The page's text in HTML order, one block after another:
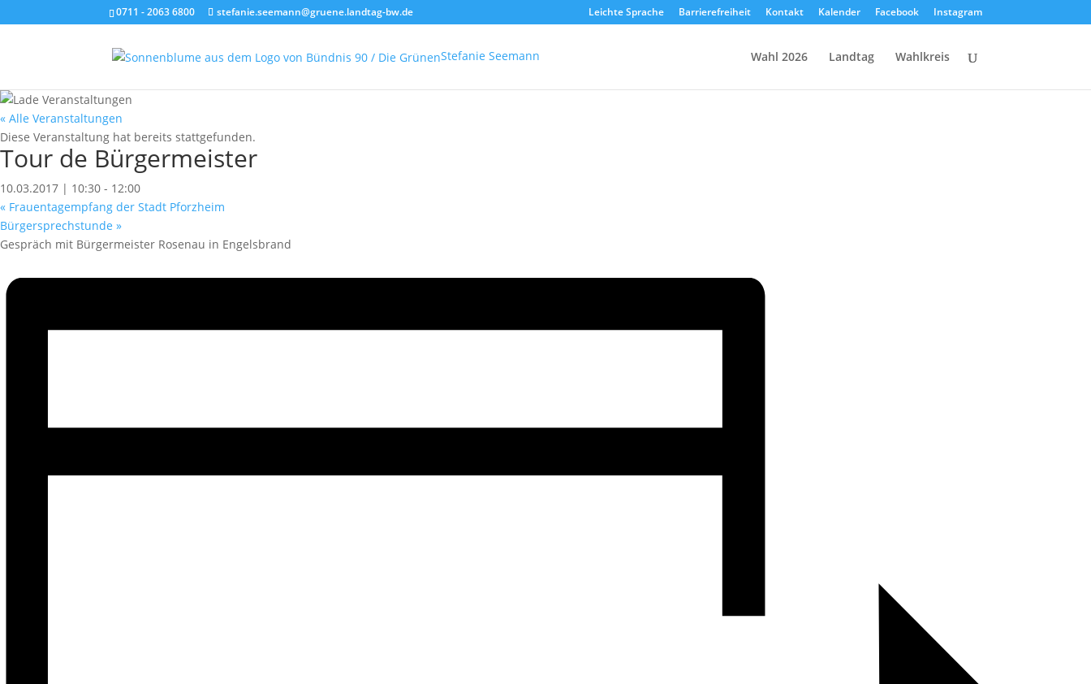
0711 - 2063 6800 stefanie.seemann@gruene.landtag-bw.de Leichte Sprache Barrierefreiheit Kontakt Kalender Facebook Instagram
Stefanie Seemann Wahl 2026 Landtag Wahlkreis
« Alle Veranstaltungen
Diese Veranstaltung hat bereits stattgefunden.
Tour de Bürgermeister
10.03.2017 | 10:30 - 12:00
« Frauentagempfang der Stadt Pforzheim
Bürgersprechstunde »
Gespräch mit Bürgermeister Rosenau in Engelsbrand